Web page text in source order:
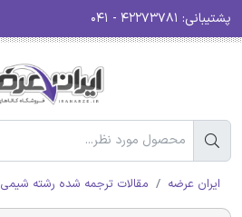
پشتیبانی:
ایران عرضه مقالات ترجمه شده رشته شیمی